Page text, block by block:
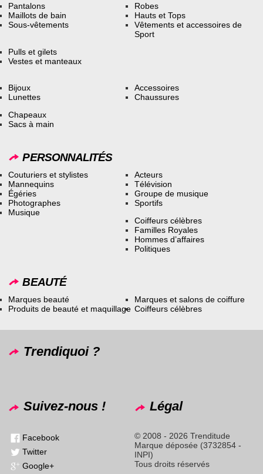
Pantalons
Maillots de bain
Sous-vêtements
Robes
Hauts et Tops
Vêtements et accessoires de
Sport
Pulls et gilets
Vestes et manteaux
Bijoux
Lunettes
Accessoires
Chaussures
Chapeaux
Sacs à main
PERSONNALITÉS
Couturiers et stylistes
Mannequins
Égéries
Photographes
Musique
Acteurs
Télévision
Groupe de musique
Sportifs
Coiffeurs célèbres
Familles Royales
Hommes d’affaires
Politiques
BEAUTÉ
Marques beauté
Produits de beauté et maquillage
Marques et salons de coiffure
Coiffeurs célèbres
Trendiquoi ?
Suivez-nous !
Facebook
Twitter
Google+
Légal
© 2008 - 2026 Trenditude
Marque déposée (3732854 -
INPI)
Tous droits réservés